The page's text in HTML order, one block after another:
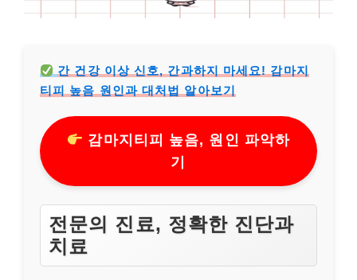
간 건강 이상 신호, 간과하지 마세요! 감마지
티피 높음 원인과 대처법 알아보기
감마지티피 높음, 원인 파악하
기
전문의 진료, 정확한 진단과
치료